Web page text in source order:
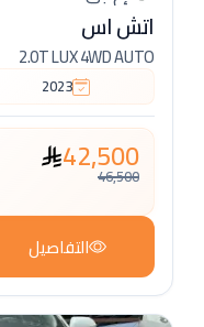
اتش اس
2.0T LUX 4WD AUTO
2023
42,500
46,500
التفاصيل